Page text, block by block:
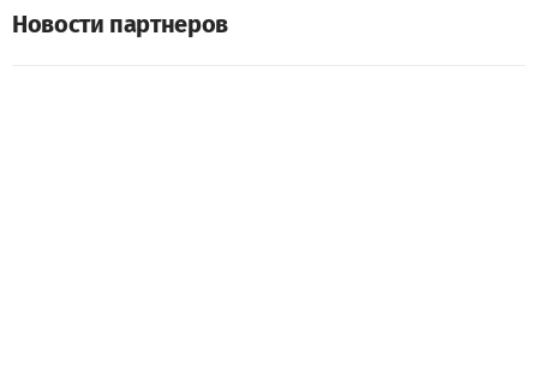
Новости партнеров